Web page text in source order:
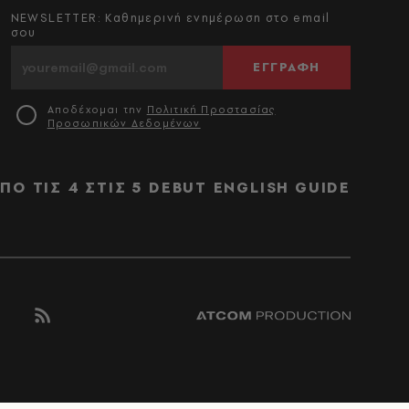
NEWSLETTER: Καθημερινή ενημέρωση στο email
σου
ΕΓΓΡΑΦΗ
Αποδέχομαι την Πολιτική Προστασίας
Προσωπικών Δεδομένων
ΤΙΣ 4 ΣΤΙΣ 5 DEBUT ENGLISH GUIDE